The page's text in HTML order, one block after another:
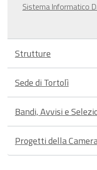
Sistema Informatico
Strutture
Sede di Tortolì
Bandi, Avvisi e
Progetti della